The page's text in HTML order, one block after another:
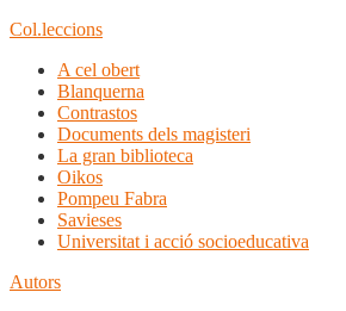
Col.leccions
A cel obert
Blanquerna
Contrastos
Documents dels magisteri
La gran biblioteca
Oikos
Pompeu Fabra
Savieses
Universitat i acció socioeducativa
Autors